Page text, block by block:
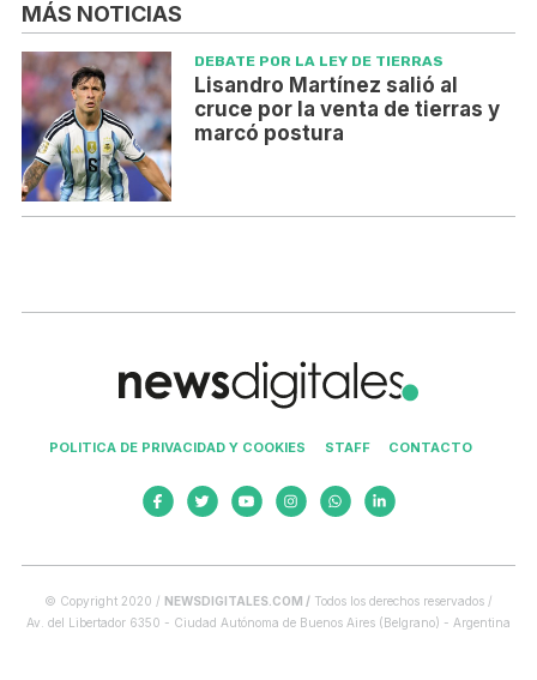
MÁS NOTICIAS
DEBATE POR LA LEY DE TIERRAS
Lisandro Martínez salió al
cruce por la venta de tierras y
marcó postura
POLITICA DE PRIVACIDAD Y COOKIES STAFF CONTACTO
© Copyright 2020 / NEWSDIGITALES.COM / Todos los derechos reservados /
Av. del Libertador 6350 - Ciudad Autónoma de Buenos Aires (Belgrano) - Argentina